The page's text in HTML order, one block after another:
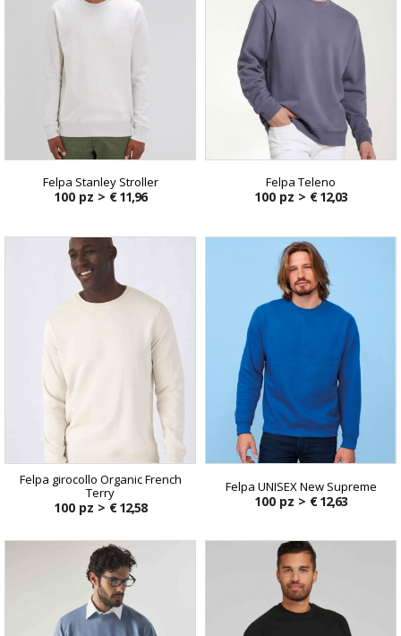
Felpa Stanley Stroller
100 pz > € 11,96
Felpa Teleno
100 pz > € 12,03
Felpa girocollo Organic French
Terry
100 pz > € 12,58
Felpa UNISEX New Supreme
100 pz > € 12,63